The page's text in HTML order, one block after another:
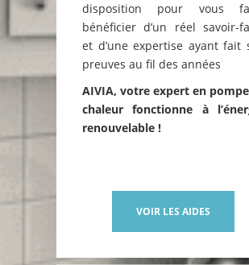
disposition pour vous
bénéficier d’un réel savoir-
et d’une expertise ayant fait
preuves au fil des années
AIVIA, votre expert en
chaleur fonctionne à
renouvelable !
VOIR LES AIDES